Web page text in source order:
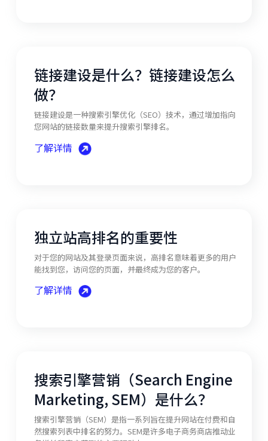
链接建设是什么？链接建设怎么
做？
链接建设是一种搜索引擎优化（SEO）技术，通过增加指向
您网站的链接数量来提升搜索引擎排名。
了解详情
独立站高排名的重要性
对于您的网站及其登录页面来说，高排名意味着更多的用户
能找到您，访问您的页面，并最终成为您的客户。
了解详情
搜索引擎营销（Search Engine
Marketing, SEM）是什么？
搜索引擎营销（SEM）是指一系列旨在提升网站在付费和自
然搜索列表中排名的努力。SEM是许多电子商务商店推动业